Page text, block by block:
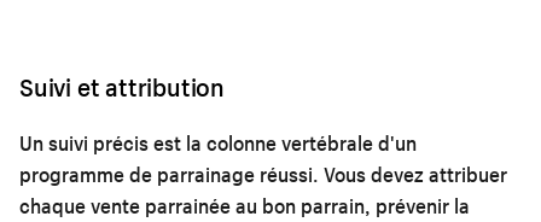
Suivi et attribution
Un suivi précis est la colonne vertébrale d'un
programme de parrainage réussi. Vous devez attribuer
chaque vente parrainée au bon parrain, prévenir la